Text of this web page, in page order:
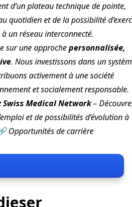
d’un plateau technique de pointe,
quotidien et de la possibilité
un réseau interconnecté.
sur une approchepersonnalisée,
. Nous investissons dans un
activement à une société
et socialement responsable.
Swiss Medical Network–
et de possibilités d’évolution à
Opportunités de carrière